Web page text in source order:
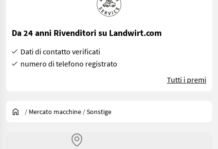
Da 24 anni Rivenditori su Landwirt.com
Dati di contatto verificati
numero di telefono registrato
Tutti i premi
/ Mercato macchine /Sonstige